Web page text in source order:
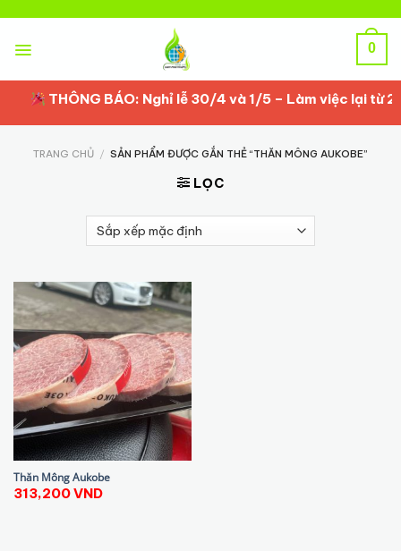
content
0
THÔNG BÁO: Nghỉ lễ 30/4 và 1/5 – Làm việc lại từ
TRANG CHỦ / SẢN PHẨM ĐƯỢC GẮN THẺ “THĂN MÔNG AUKOBE”
LỌC
Thăn Mông Aukobe
313,200VND